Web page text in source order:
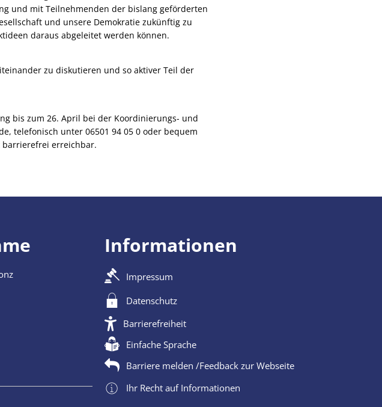
und mit Teilnehmenden der bislang geförderten
und unsere Demokratie zukünftig zu
daraus abgeleitet werden können.
zu diskutieren und so aktiver Teil der
bis zum 26. April bei der Koordinierungs- und
telefonisch unter 06501 94 05 0 oder bequem
barrierefrei erreichbar.
Informationen
Impressum
Datenschutz
Barrierefreiheit
Einfache Sprache
Barriere melden /Feedback zur Webseite
Ihr Recht auf Informationen